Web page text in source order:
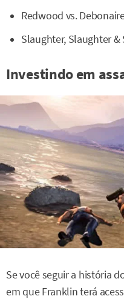
Redwood vs.
Slaughter, Slaughter
Investindo em
Se você seguir a história
em que Franklin terá